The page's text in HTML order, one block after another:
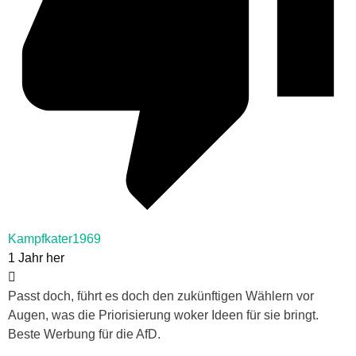
Kampfkater1969
1 Jahr her
Passt doch, führt es doch den zukünftigen Wählern vor
Augen, was die Priorisierung woker Ideen für sie bringt.
Beste Werbung für die AfD.